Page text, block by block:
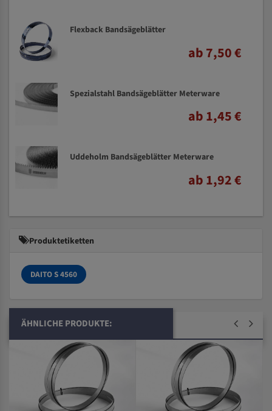
Flexback Bandsägeblätter
ab 7,50 €
Spezialstahl Bandsägeblätter Meterware
ab 1,45 €
Uddeholm Bandsägeblätter Meterware
ab 1,92 €
Produktetiketten
DAITO S 4560
ÄHNLICHE PRODUKTE: